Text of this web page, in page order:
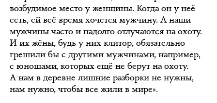
возбудимое место у женщины. Когда он у неё
есть, ей всё время хочется мужчину. А наши
мужчины часто и надолго отлучаются на охоту.
И их жёны, будь у них клитор, обязательно
грешили бы с другими мужчинами, например,
с юношами, которых ещё не берут на охоту.
А нам в деревне лишние разборки не нужны,
нам нужно, чтобы все жили в мире».